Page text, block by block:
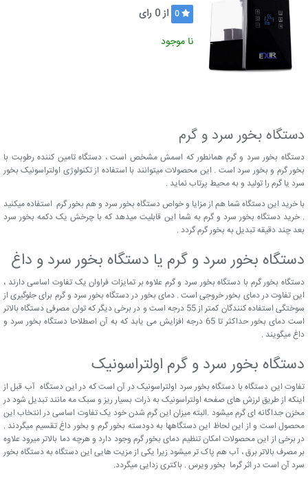
0 از0 رای
نا موجود
دستگاه بخور سرد و گرم
دستگاه بخور سرد و گرم همانطور که اسمش مشخص است ، دستگاه تامین کننده رطوبت با
بخور گرم و بخور سرد است . این محصولات میتوانند با استفاده از تکنولوژی اولتراسونیک بخور
سرد یا گرم را تولید و به محیط پرتاب نماید .
با خرید این دستگاه شما هم از مزایا و خواص دستگاه بخور سرد و هم بخور گرم استفاده میکنید
. خرید دستگاه بخور سرد و گرم به شما این قابلیت میدهد که با چرخش یک دکمه بخور سرد
بعد چند دقیقه تبدیل به بخور گرم گردد .
دستگاه بخور سرد و گرم یا دستگاه بخور سرد و داغ
دستگاه بخور گرم با دستگاه بخور سرد و گرم علاوه بر تمایزات فراوان یک تفاوت اساسی دارند ،
این تفاوت در دمای بخور خروجی است . دمای بخور در دستگاه بخور سرد و گرم برای جلوگیری از
سوختگی استفاده کنندگان کمتر از 55 درجه است و در برخی دیگر که توان مصرفی دستگاه بالاتر
است دمای بخور حداکثر تا 65 درجه افزایش می یابد که به آن اصطلاحا دستگاه بخور سرد و
داغ میگویند .
دستگاه بخور سرد و گرم اولتراسونیک
تفاوت این دستگاه با دستگاه بخور سرد اولتراسونیک در آن است که در این دستگاه آب قبل از
اینکه از طریق لرزش های صفحه اولتراسونیک به ذرات بسیار ریز و سبک مه مانند تبدیل شود در
مخزن جداگانه ای گرم میشود .البته میزان این گرم شدن خود یک تفاوت اساسی در انتخاب این
محصول است و از این لحاظ این دستگاهها به دودسته بخور گرم و بخور داغ تقسیم میگردند .
در برخی از این محصولات امکان تنظیم دمای بخور گرم وجود دارد و هرچه دما بالاتر میرود علاوه
بر مصرف بالاتر برق ، آب هم پاک تر میشود زیرا یکی از مزیت هایی این دستگاه به دستگاه بخور
سرد آن است در اثر گرما بخور ویرس . باکتری زدایی میگردد.